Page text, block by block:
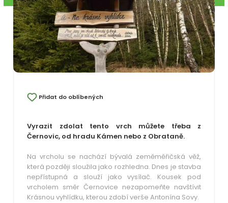
Přidat do oblíbených
Vyrazit zdolat tento vrch můžete třeba z
Černovic, od hradu Kámen nebo z Obrataně.
Na vrcholu se nachází bývalá zeměměřičská věž,
která později sloužila jako rozhledna. Dnes je stavba
nepřístupná a slouží jako vysílač. Kousek pod
vrcholem směr Černovice nezapomeňte navštívit
Krásnou vyhlídku, kterou zdobí verše Antonína Sovy.